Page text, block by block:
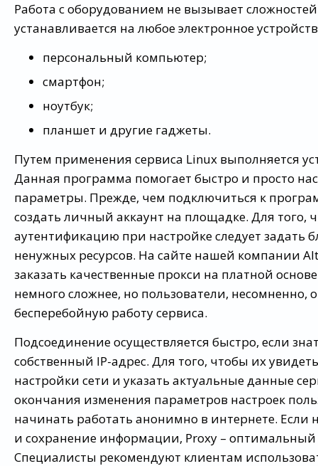
Работа с оборудованием не вызывает
устанавливается на любое электронное
персональный компьютер;
смартфон;
ноутбук;
планшет и другие гаджеты.
Путем применения сервиса Linux выполняется
Данная программа помогает быстро и просто
параметры. Прежде, чем подключиться к
создать личный аккаунт на площадке. Для того,
аутентификацию при настройке следует задать
ненужных ресурсов. На сайте нашей компании
заказать качественные прокси на платной
немного сложнее, но пользователи, несомненно,
бесперебойную работу сервиса.
Подсоединение осуществляется быстро, если
собственный IP-адрес. Для того, чтобы их
настройки сети и указать актуальные данные
окончания изменения параметров настроек
начинать работать анонимно в интернете. Если
и сохранение информации, Proxy –
Специалисты рекомендуют клиентам